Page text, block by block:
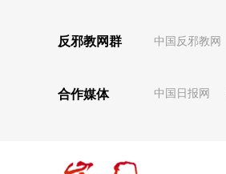
反邪教网群
合作媒体
中国反邪教网
中国日报网